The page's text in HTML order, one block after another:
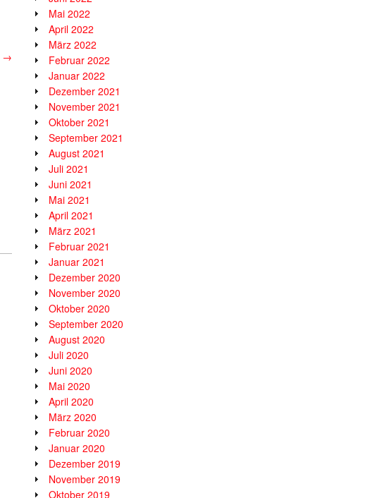
→
Mai 2022
April 2022
März 2022
Februar 2022
Januar 2022
Dezember 2021
November 2021
Oktober 2021
September 2021
August 2021
Juli 2021
Juni 2021
Mai 2021
April 2021
März 2021
Februar 2021
Januar 2021
Dezember 2020
November 2020
Oktober 2020
September 2020
August 2020
Juli 2020
Juni 2020
Mai 2020
April 2020
März 2020
Februar 2020
Januar 2020
Dezember 2019
November 2019
Oktober 2019